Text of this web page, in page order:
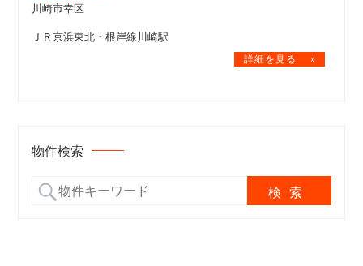
川崎市幸区
ＪＲ京浜東北・根岸線川崎駅
物件検索